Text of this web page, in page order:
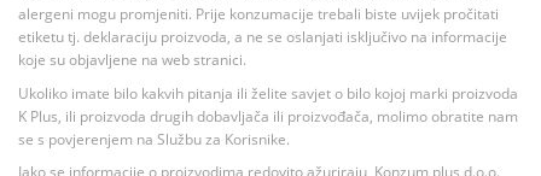
alergeni mogu promjeniti. Prije konzumacije trebali biste uvijek pročitati
etiketu tj. deklaraciju proizvoda, a ne se oslanjati isključivo na informacije
koje su objavljene na web stranici.
Ukoliko imate bilo kakvih pitanja ili želite savjet o bilo kojoj marki proizvoda
K Plus, ili proizvoda drugih dobavljača ili proizvođača, molimo obratite nam
se s povjerenjem na Službu za Korisnike.